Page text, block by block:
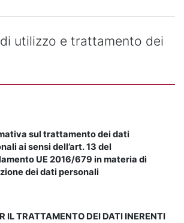
utilizzo e trattamento dei
sul trattamento dei dati
ai sensi dell’art. 13 del
UE 2016/679 in materia di
dei dati personali
IL TRATTAMENTO DEI DATI INERENTI